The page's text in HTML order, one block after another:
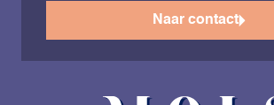
Naar contact